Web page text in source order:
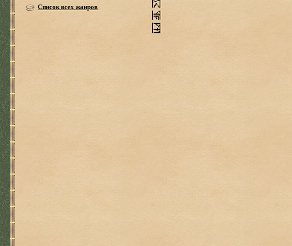
Список всех жанров